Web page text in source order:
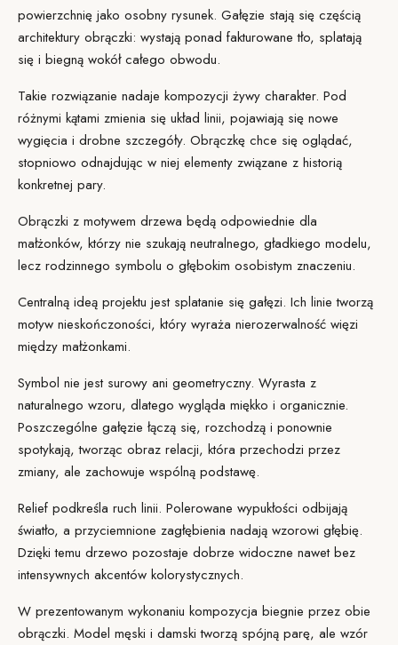
powierzchnię jako osobny rysunek. Gałęzie stają się częścią
architektury obrączki: wystają ponad fakturowane tło, splatają
się i biegną wokół całego obwodu.
Takie rozwiązanie nadaje kompozycji żywy charakter. Pod
różnymi kątami zmienia się układ linii, pojawiają się nowe
wygięcia i drobne szczegóły. Obrączkę chce się oglądać,
stopniowo odnajdując w niej elementy związane z historią
konkretnej pary.
Obrączki z motywem drzewa będą odpowiednie dla
małżonków, którzy nie szukają neutralnego, gładkiego modelu,
lecz rodzinnego symbolu o głębokim osobistym znaczeniu.
Centralną ideą projektu jest splatanie się gałęzi. Ich linie tworzą
motyw nieskończoności, który wyraża nierozerwalność więzi
między małżonkami.
Symbol nie jest surowy ani geometryczny. Wyrasta z
naturalnego wzoru, dlatego wygląda miękko i organicznie.
Poszczególne gałęzie łączą się, rozchodzą i ponownie
spotykają, tworząc obraz relacji, która przechodzi przez
zmiany, ale zachowuje wspólną podstawę.
Relief podkreśla ruch linii. Polerowane wypukłości odbijają
światło, a przyciemnione zagłębienia nadają wzorowi głębię.
Dzięki temu drzewo pozostaje dobrze widoczne nawet bez
intensywnych akcentów kolorystycznych.
W prezentowanym wykonaniu kompozycja biegnie przez obie
obrączki. Model męski i damski tworzą spójną parę, ale wzór